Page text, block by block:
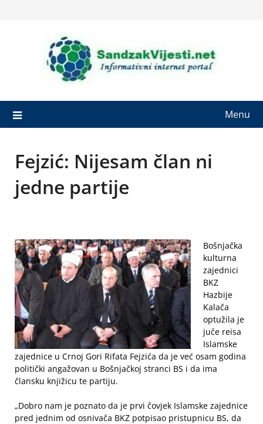
Menu
Fejzić: Nijesam član ni
jedne partije
Bošnjačka
kulturna
zajednici
BKZ
Hazbije
Kalača
optužila je
juče reisa
Islamske
zajednice u Crnoj Gori Rifata Fejzića da je već osam godina
politički angažovan u Bošnjačkoj stranci BS i da ima
člansku knjižicu te partiju.
„Dobro nam je poznato da je prvi čovjek Islamske zajednice
pred jednim od osnivača BKZ potpisao pristupnicu BS, da